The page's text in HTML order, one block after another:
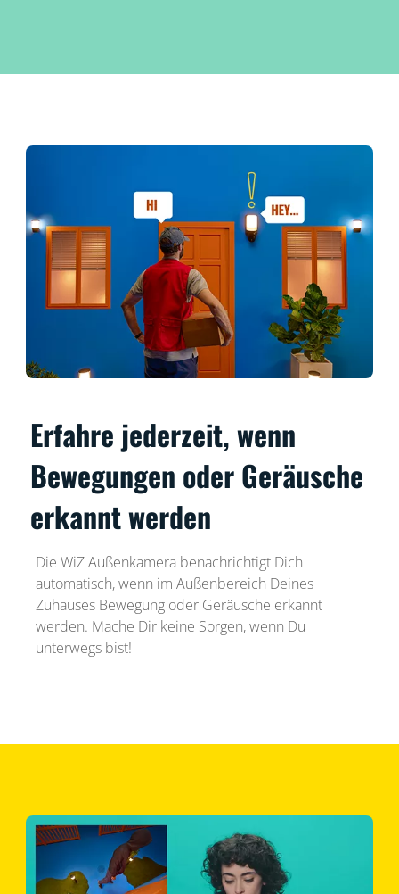
Erfahre jederzeit, wenn
Bewegungen oder Geräusche
erkannt werden
Die WiZ Außenkamera benachrichtigt Dich
automatisch, wenn im Außenbereich Deines
Zuhauses Bewegung oder Geräusche erkannt
werden. Mache Dir keine Sorgen, wenn Du
unterwegs bist!